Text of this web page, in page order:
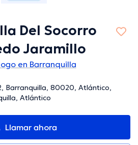
Del Socorro
Jaramillo
en Barranquilla
Barranquilla, 80020, Atlántico,
Atlántico
Llamar ahora